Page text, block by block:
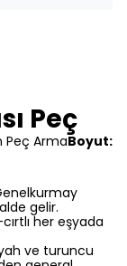
Peç
Peç ArmaBoyut:
gelir.
her eşyada
ve turuncu